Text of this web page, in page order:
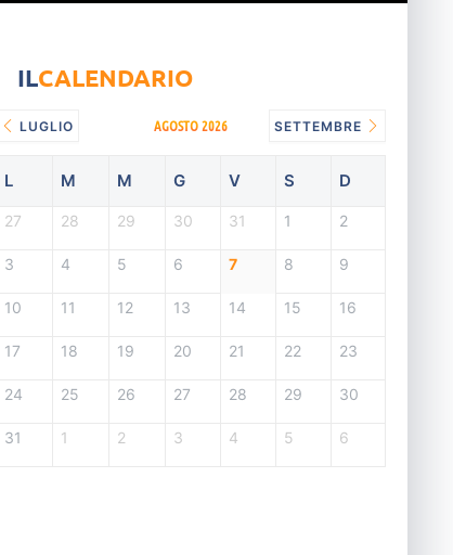
ILCALENDARIO
LUGLIO AGOSTO 2026 SETTEMBRE
L M M G V S D
27 28 29 30 31 1 2
3 4 5 6 7 8 9
10 11 12 13 14 15 16
17 18 19 20 21 22 23
24 25 26 27 28 29 30
31 1 2 3 4 5 6